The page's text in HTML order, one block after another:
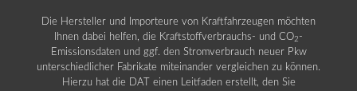
Die Hersteller und Importeure von Kraftfahrzeugen möchten
Ihnen dabei helfen, die Kraftstoffverbrauchs- und CO2 -
Emissionsdaten und ggf. den Stromverbrauch neuer Pkw
unterschiedlicher Fabrikate miteinander vergleichen zu können.
Hierzu hat die DAT einen Leitfaden erstellt, den Sie